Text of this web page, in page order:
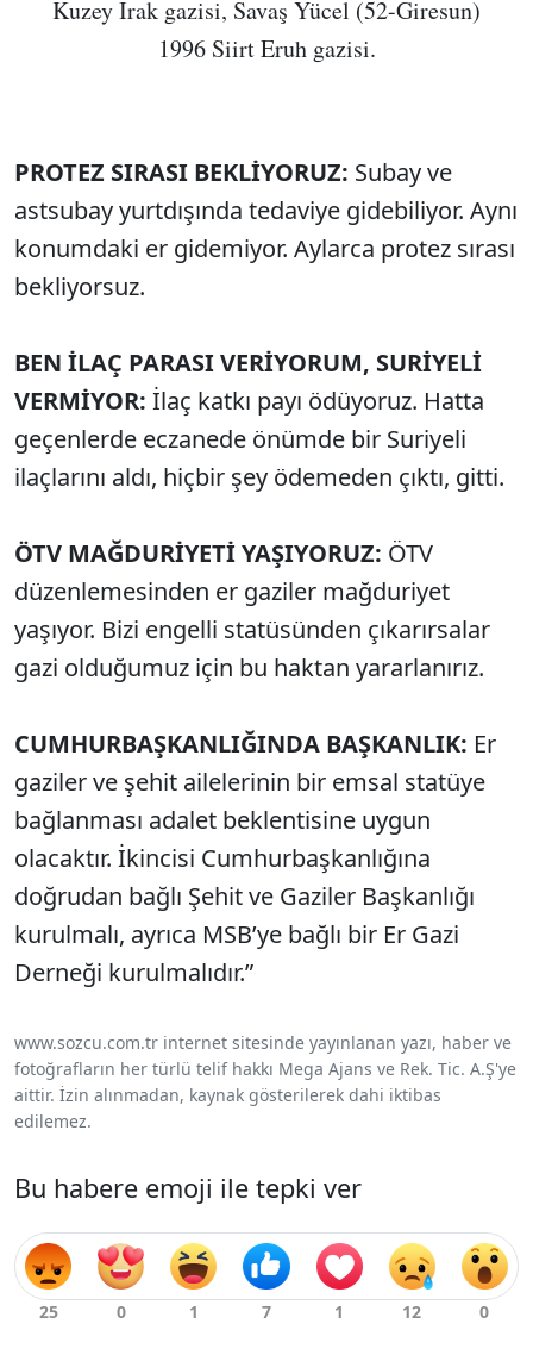
Kuzey Irak gazisi, Savaş Yücel (52-Giresun)
1996 Siirt Eruh gazisi.
PROTEZ SIRASI BEKLİYORUZ: Subay ve
astsubay yurtdışında tedaviye gidebiliyor. Aynı
konumdaki er gidemiyor. Aylarca protez sırası
bekliyorsuz.
BEN İLAÇ PARASI VERİYORUM, SURİYELİ
VERMİYOR: İlaç katkı payı ödüyoruz. Hatta
geçenlerde eczanede önümde bir Suriyeli
ilaçlarını aldı, hiçbir şey ödemeden çıktı, gitti.
ÖTV MAĞDURİYETİ YAŞIYORUZ: ÖTV
düzenlemesinden er gaziler mağduriyet
yaşıyor. Bizi engelli statüsünden çıkarırsalar
gazi olduğumuz için bu haktan yararlanırız.
CUMHURBAŞKANLIĞINDA BAŞKANLIK: Er
gaziler ve şehit ailelerinin bir emsal statüye
bağlanması adalet beklentisine uygun
olacaktır. İkincisi Cumhurbaşkanlığına
doğrudan bağlı Şehit ve Gaziler Başkanlığı
kurulmalı, ayrıca MSB’ye bağlı bir Er Gazi
Derneği kurulmalıdır.”
www.sozcu.com.tr internet sitesinde yayınlanan yazı, haber ve
fotoğrafların her türlü telif hakkı Mega Ajans ve Rek. Tic. A.Ş'ye
aittir. İzin alınmadan, kaynak gösterilerek dahi iktibas
edilemez.
Bu habere emoji ile tepki ver